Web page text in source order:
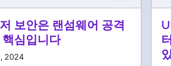
보안은 랜섬웨어 공격
심입니다
2024